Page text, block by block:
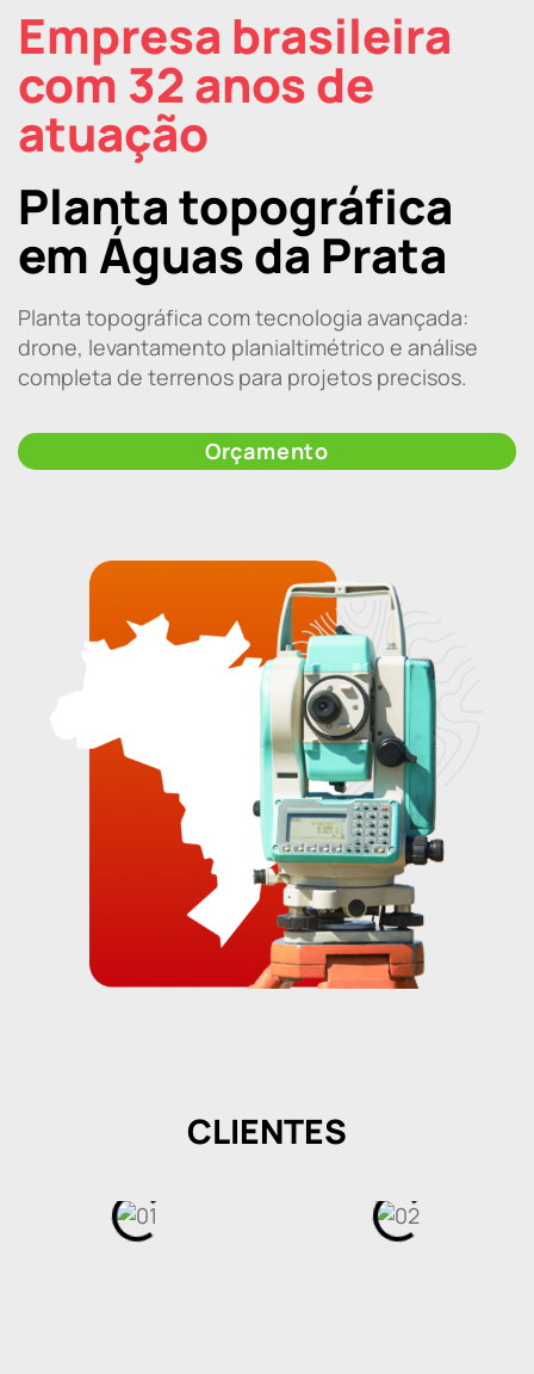
Empresa brasileira
com 32 anos de
atuação
Planta topográfica
em Águas da Prata
Planta topográfica com tecnologia avançada:
drone, levantamento planialtimétrico e análise
completa de terrenos para projetos precisos.
Orçamento
CLIENTES